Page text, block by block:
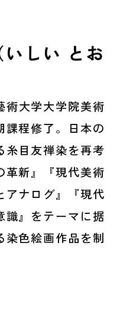
しい とお
術大学大学院美術
課程修了。日本の
糸目友禅染を再考
革新』『現代美術
アナログ』『現代
識』をテーマに据
染色絵画作品を制